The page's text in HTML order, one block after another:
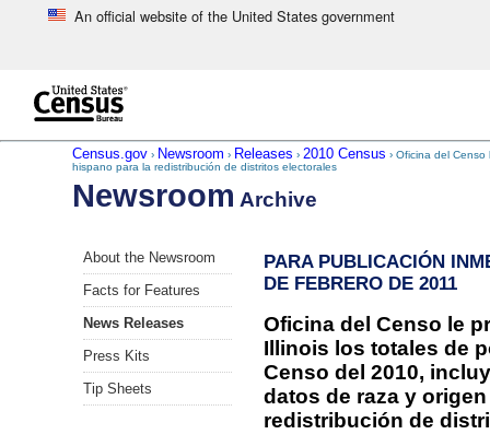
An official website of the United States government
end of headerCensus.gov› Newsroom › Releases › 2010 Census › Oficina del
hispano para la redistribución de distritos electorales
Newsroom Archive
navigation
About the Newsroom
Facts for Features
News Releases
Press Kits
Tip Sheets
PARA PUBLICACIÓN
DE FEBRERO DE 2011
Oficina del Censo le
Illinois los totales de
Censo del 2010,
datos de raza y
redistribución de